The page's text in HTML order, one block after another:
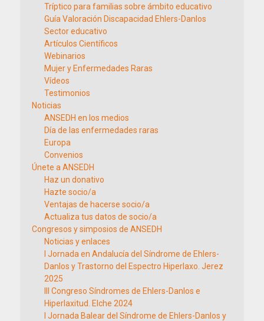
Tríptico para familias sobre ámbito educativo
Guía Valoración Discapacidad Ehlers-Danlos
Sector educativo
Artículos Científicos
Webinarios
Mujer y Enfermedades Raras
Vídeos
Testimonios
Noticias
ANSEDH en los medios
Día de las enfermedades raras
Europa
Convenios
Únete a ANSEDH
Haz un donativo
Hazte socio/a
Ventajas de hacerse socio/a
Actualiza tus datos de socio/a
Congresos y simposios de ANSEDH
Noticias y enlaces
I Jornada en Andalucía del Síndrome de Ehlers-
Danlos y Trastorno del Espectro Hiperlaxo. Jerez
2025
III Congreso Síndromes de Ehlers-Danlos e
Hiperlaxitud. Elche 2024
I Jornada Balear del Síndrome de Ehlers-Danlos y